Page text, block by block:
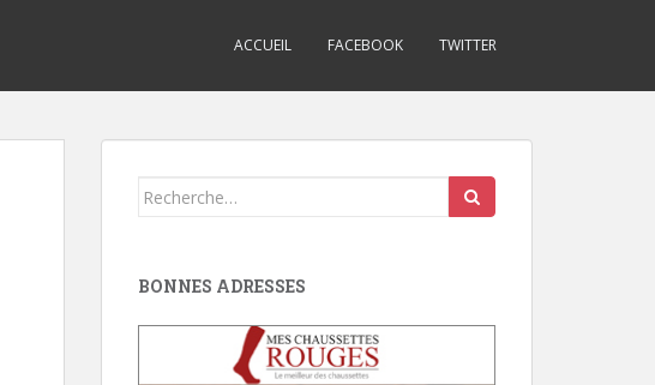
ACCUEIL FACEBOOK TWITTER
Search
BONNES ADRESSES